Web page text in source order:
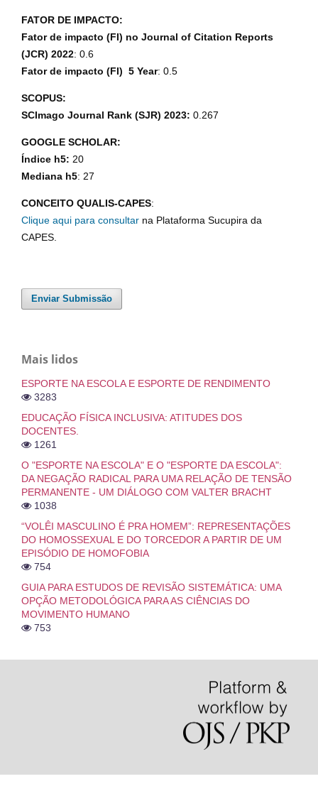
FATOR DE IMPACTO:
Fator de impacto (FI) no Journal of Citation Reports
(JCR) 2022: 0.6
Fator de impacto (FI) 5 Year: 0.5
SCOPUS:
SCImago Journal Rank (SJR) 2023: 0.267
GOOGLE SCHOLAR:
Índice h5: 20
Mediana h5: 27
CONCEITO QUALIS-CAPES:
Clique aqui para consultar na Plataforma Sucupira da
CAPES.
Enviar Submissão
Mais lidos
ESPORTE NA ESCOLA E ESPORTE DE RENDIMENTO
3283
EDUCAÇÃO FÍSICA INCLUSIVA: ATITUDES DOS
DOCENTES.
1261
O "ESPORTE NA ESCOLA" E O "ESPORTE DA ESCOLA":
DA NEGAÇÃO RADICAL PARA UMA RELAÇÃO DE TENSÃO
PERMANENTE - UM DIÁLOGO COM VALTER BRACHT
1038
“VOLÊI MASCULINO É PRA HOMEM”: REPRESENTAÇÕES
DO HOMOSSEXUAL E DO TORCEDOR A PARTIR DE UM
EPISÓDIO DE HOMOFOBIA
754
GUIA PARA ESTUDOS DE REVISÃO SISTEMÁTICA: UMA
OPÇÃO METODOLÓGICA PARA AS CIÊNCIAS DO
MOVIMENTO HUMANO
753